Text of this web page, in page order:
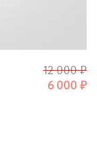
6 000₽
12 000₽